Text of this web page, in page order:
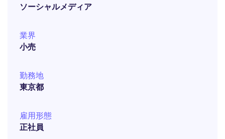
ソーシャルメディア
業界
小売
勤務地
東京都
雇用形態
正社員